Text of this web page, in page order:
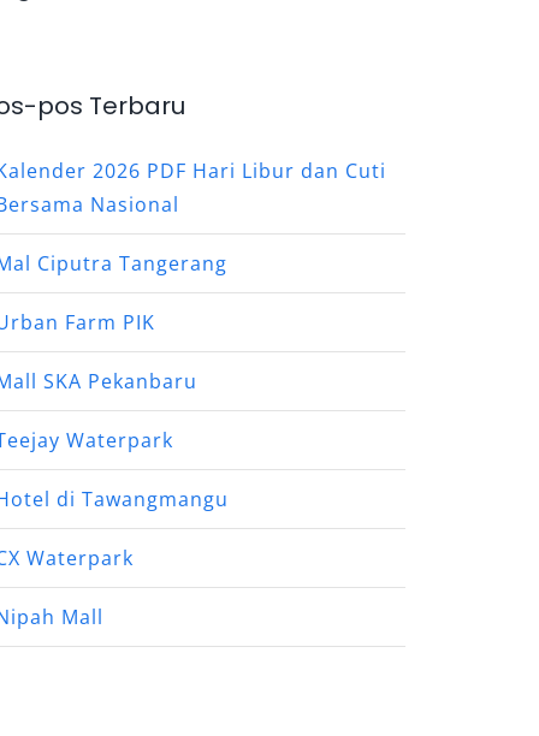
pos Terbaru
2026 PDF Hari Libur dan Cuti
Nasional
Ciputra Tangerang
Farm PIK
SKA Pekanbaru
Waterpark
di Tawangmangu
Waterpark
Mall